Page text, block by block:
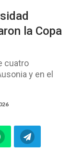
la Copa
cuatro
y en el